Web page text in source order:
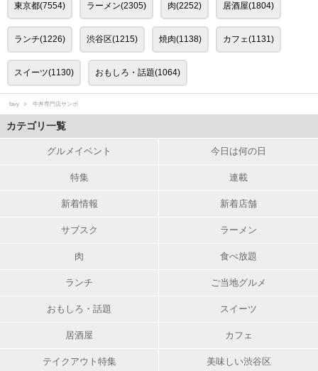
東京都(7554) ラーメン(2305) 肉(2252) 居酒屋(1804)
ランチ(1226) 渋谷区(1215) 焼肉(1138) カフェ(1131)
スイーツ(1130) おもしろ・話題(1064)
favy 牛丼専門店サンボ
カテゴリ一覧
グルメイベント 今日は何の日
特集 連載
新着情報 新着店舗
サブスク ラーメン
肉 食べ放題
ランチ ご当地グルメ
おもしろ・話題 スイーツ
居酒屋 カフェ
テイクアウト特集 美味しい渋谷区